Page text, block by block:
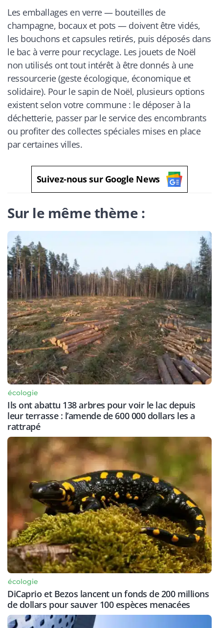
Les emballages en verre — bouteilles de
champagne, bocaux et pots — doivent être vidés,
les bouchons et capsules retirés, puis déposés dans
le bac à verre pour recyclage. Les jouets de Noël
non utilisés ont tout intérêt à être donnés à une
ressourcerie (geste écologique, économique et
solidaire). Pour le sapin de Noël, plusieurs options
existent selon votre commune : le déposer à la
déchetterie, passer par le service des encombrants
ou profiter des collectes spéciales mises en place
par certaines villes.
Suivez-nous sur Google News
Sur le même thème :
écologie
Ils ont abattu 138 arbres pour voir le lac depuis
leur terrasse : l’amende de 600 000 dollars les a
rattrapé
écologie
DiCaprio et Bezos lancent un fonds de 200 millions
de dollars pour sauver 100 espèces menacées